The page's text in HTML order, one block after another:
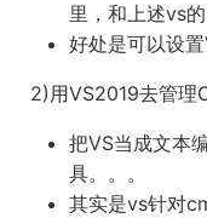
里，和上述vs
好处是可以设
2)用VS2019去管
把VS当成文本
具。。。
其实是vs针对